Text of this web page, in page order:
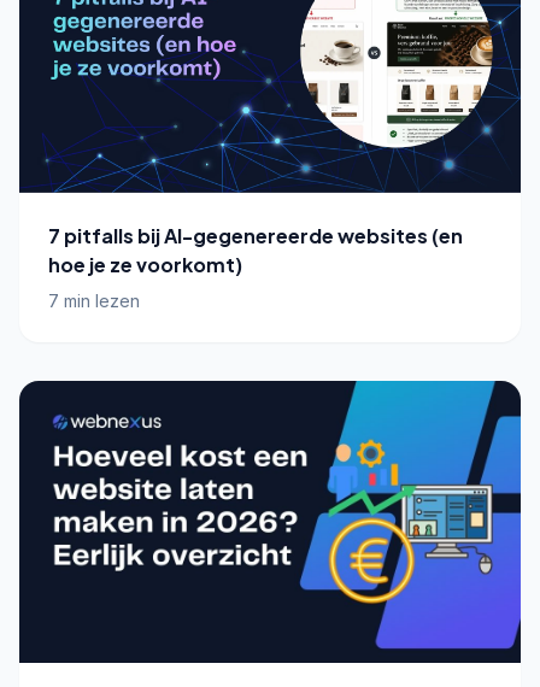
7 pitfalls bij AI-gegenereerde websites (en
hoe je ze voorkomt)
7 min lezen